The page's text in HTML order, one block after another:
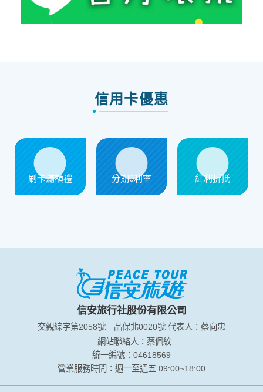
信用卡優惠
刷卡滿額禮 分期0利率 紅利折抵
信安旅行社股份有限公司
交觀綜字第2058號 品保北0020號 代表人：蔡向忠
網站聯絡人：蔡佩紋
統一編號：04618569
營業服務時間：週一至週五 09:00~18:00